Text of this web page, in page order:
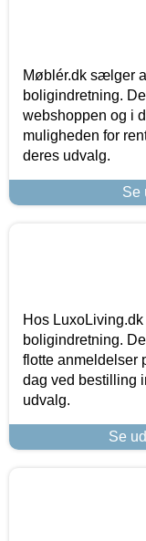
Møblér.dk sælger
boligindretning.
webshoppen og i
muligheden for
deres udvalg.
Se
Hos
boligindretning.
flotte anmeldelser
dag ved bestilling
udvalg.
Se